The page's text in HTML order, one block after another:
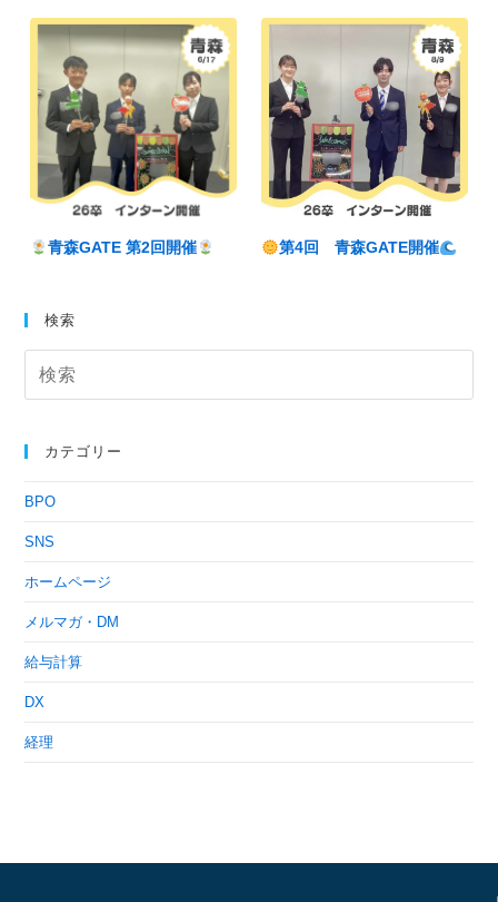
青森GATE 第2回開催 第4回 青森GATE開催
検索
カテゴリー
BPO
SNS
ホームページ
メルマガ・DM
給与計算
DX
経理